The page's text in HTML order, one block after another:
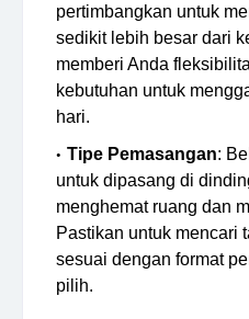
pertimbangkan untuk
sedikit lebih besar dari
memberi Anda
kebutuhan untuk
hari.
Tipe Pemasangan:
untuk dipasang di
menghemat ruang dan
Pastikan untuk mencari
sesuai dengan format
pilih.